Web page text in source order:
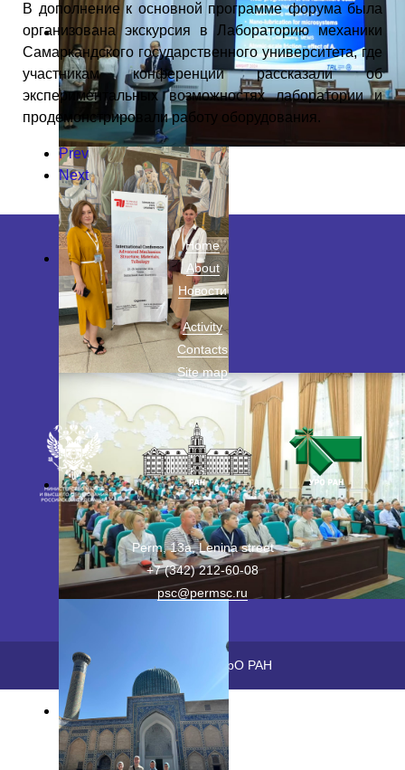
В дополнение к основной программе форума была
организована экскурсия в Лабораторию механики
Самаркандского государственного университета, где
участникам конференции рассказали об
экспериментальных возможностях лаборатории и
продемонстрировали работу оборудования.
Prev
Next
Home
About
Новости
Activity
Contacts
Site map
Perm, 13a, Lenina street
+7 (342) 212-60-08
psc@permsc.ru
2026 © ПФИЦ УрО РАН